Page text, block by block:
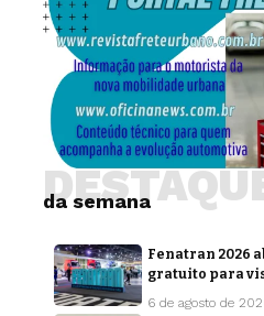
da semana
Fenatran 2026
gratuito para
6 de agosto de